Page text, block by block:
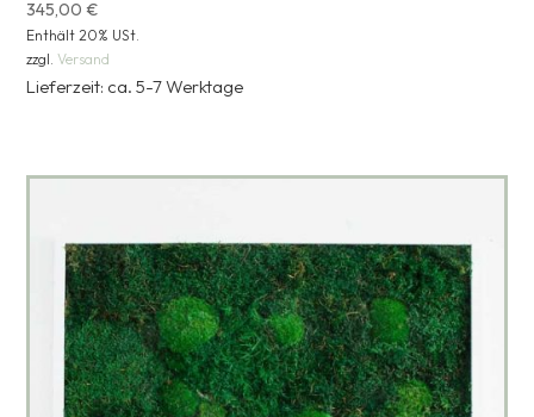
345,00€
Enthält 20% USt.
zzgl.Versand
Lieferzeit: ca. 5-7 Werktage